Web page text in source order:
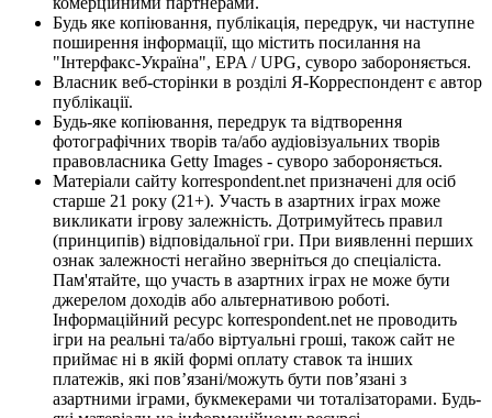
Будь яке копіювання, публікація, передрук, чи наступне
поширення інформації, що містить посилання на
"Інтерфакс-Україна", EPA / UPG, суворо забороняється.
Власник веб-сторінки в розділі Я-Корреспондент є автор
публікації.
Будь-яке копіювання, передрук та відтворення
фотографічних творів та/або аудіовізуальних творів
правовласника Getty Images - суворо забороняється.
Матеріали сайту korrespondent.net призначені для осіб
старше 21 року (21+). Участь в азартних іграх може
викликати ігрову залежність. Дотримуйтесь правил
(принципів) відповідальної гри. При виявленні перших
ознак залежності негайно зверніться до спеціаліста.
Пам'ятайте, що участь в азартних іграх не може бути
джерелом доходів або альтернативою роботі.
Інформаційний ресурс korrespondent.net не проводить
ігри на реальні та/або віртуальні гроші, також сайт не
приймає ні в якій формі оплату ставок та інших
платежів, які пов’язані/можуть бути пов’язані з
азартними іграми, букмекерами чи тоталізаторами. Будь-